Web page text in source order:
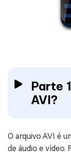
Parte
AVI?
O arquivo AVI é
de áudio e vídeo.